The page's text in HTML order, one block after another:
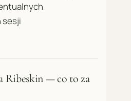
sesji
Ribeskin — co to za